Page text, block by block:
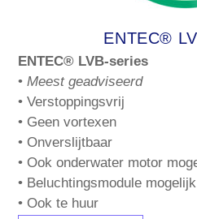
ENTEC®
ENTEC® LVB-series
•Meest geadviseerd
• Verstoppingsvrij
• Geen vortexen
• Onverslijtbaar
• Ook onderwater motor
• Beluchtingsmodule mogelijk
• Ook te huur